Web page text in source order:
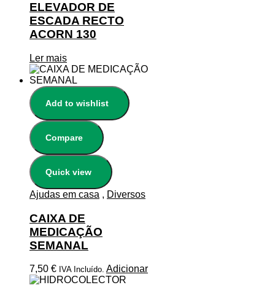
ELEVADOR DE
ESCADA RECTO
ACORN 130
Ler mais
Add to wishlist
Compare
Quick view
Ajudas em casa , Diversos
CAIXA DE
MEDICAÇÃO
SEMANAL
7,50 € IVA Incluído. Adicionar